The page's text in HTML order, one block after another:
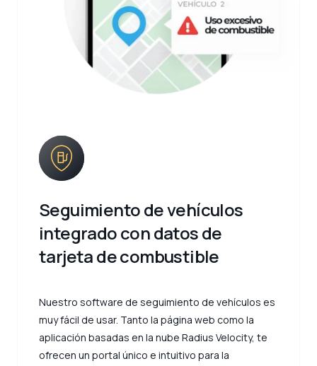
Seguimiento de vehículos
integrado con datos de
tarjeta de combustible
Nuestro software de seguimiento de vehículos es
muy fácil de usar. Tanto la página web como la
aplicación basadas en la nube Radius Velocity, te
ofrecen un portal único e intuitivo para la